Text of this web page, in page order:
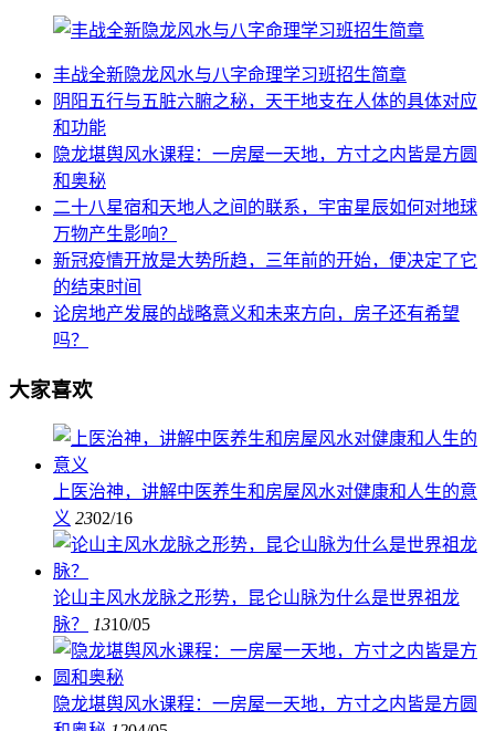
丰战全新隐龙风水与八字命理学习班招生简章
阴阳五行与五脏六腑之秘，天干地支在人体的具体对应
和功能
隐龙堪舆风水课程：一房屋一天地，方寸之内皆是方圆
和奥秘
二十八星宿和天地人之间的联系，宇宙星辰如何对地球
万物产生影响？
新冠疫情开放是大势所趋，三年前的开始，便决定了它
的结束时间
论房地产发展的战略意义和未来方向，房子还有希望
吗？
大家喜欢
上医治神，讲解中医养生和房屋风水对健康和人生的意
义 2302/16
论山主风水龙脉之形势，昆仑山脉为什么是世界祖龙
脉？
1310/05
隐龙堪舆风水课程：一房屋一天地，方寸之内皆是方圆